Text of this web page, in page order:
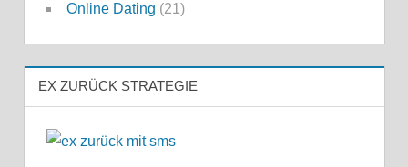
Online Dating (21)
EX ZURÜCK STRATEGIE